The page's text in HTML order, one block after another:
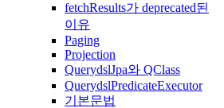
fetchResults가 deprecated된
이유
Paging
Projection
QuerydslJpa와 QClass
QuerydslPredicateExecutor
기본문법